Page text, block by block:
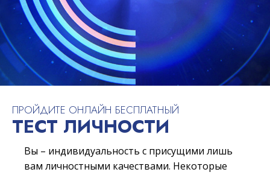
ПРОЙДИТЕ ОНЛАЙН БЕСПЛАТНЫЙ
ТЕСТ ЛИЧНОСТИ
Вы – индивидуальность с присущими лишь
вам личностными качествами. Некоторые